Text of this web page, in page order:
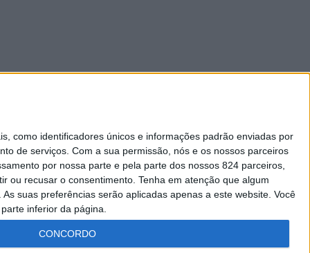
como identificadores únicos e informações padrão enviadas por
de serviços. Com a sua permissão, nós e os nossos parceiros
por nossa parte e pela parte dos nossos 824 parceiros,
ou recusar o consentimento. Tenha em atenção que algum
suas preferências serão aplicadas apenas a este website. Você
inferior da página.
CONCORDO